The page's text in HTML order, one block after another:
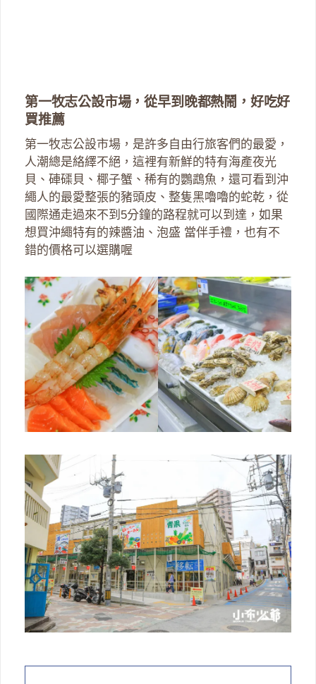
第一牧志公設市場，從早到晚都熱鬧，好吃好
買推薦
第一牧志公設市場，是許多自由行旅客們的最愛，
人潮總是絡繹不絕，這裡有新鮮的特有海產夜光
貝、硨磲貝、椰子蟹、稀有的鸚鵡魚，還可看到沖
繩人的最愛整張的豬頭皮、整隻黑嚕嚕的蛇乾，從
國際通走過來不到5分鐘的路程就可以到達，如果
想買沖繩特有的辣醬油、泡盛 當伴手禮，也有不
錯的價格可以選購喔